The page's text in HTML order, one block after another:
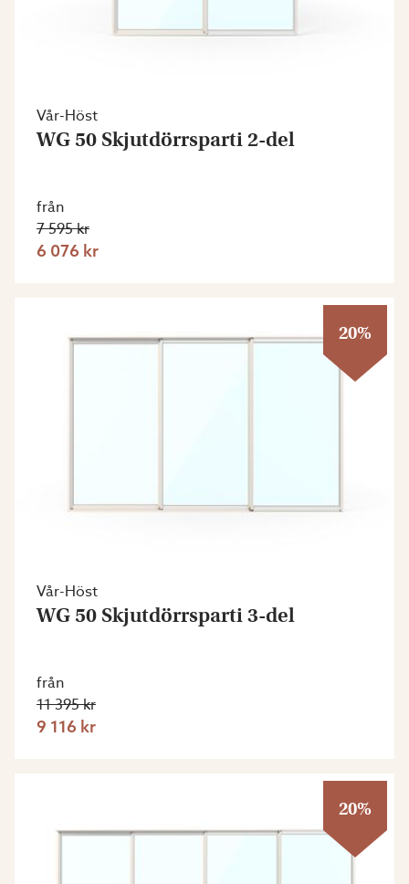
Vår-Höst
WG 50 Skjutdörrsparti 2-del
från
7 595 kr
6 076 kr
20%
Vår-Höst
WG 50 Skjutdörrsparti 3-del
från
11 395 kr
9 116 kr
20%